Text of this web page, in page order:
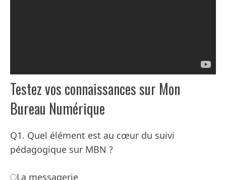
Testez vos connaissances sur Mon
Bureau Numérique
Q1. Quel élément est au cœur du suivi
pédagogique sur MBN ?
La messagerie